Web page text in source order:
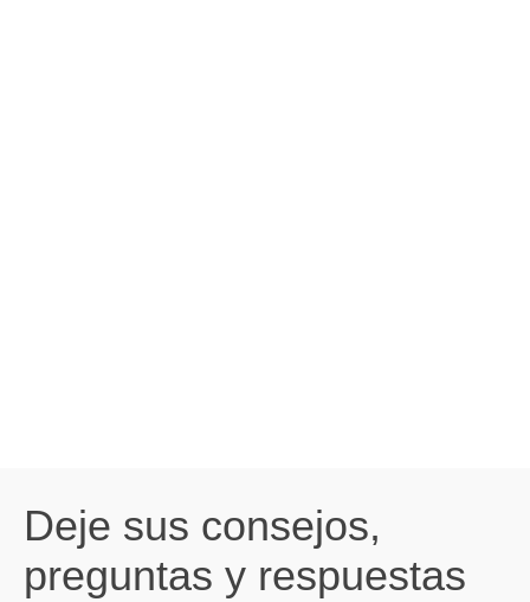
Deje sus consejos,
preguntas y respuestas